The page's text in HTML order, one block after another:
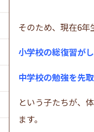
そのため、現在6年
小学校の総復習が
中学校の勉強を先
という子たちが、
ます。